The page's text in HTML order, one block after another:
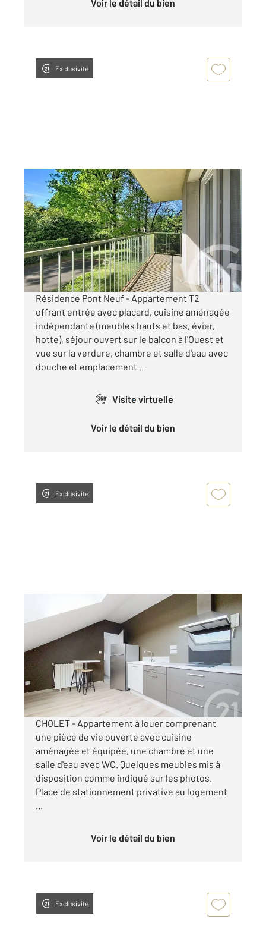
Voir le détail du bien
Exclusivité
CHOLET 49
45 m2, 2 pièces
Ref : 5907
Appartement T2 à louer
453 €
par mois charges comprises
Résidence Pont Neuf - Appartement T2
offrant entrée avec placard, cuisine aménagée
indépendante (meubles hauts et bas, évier,
hotte), séjour ouvert sur le balcon à l'Ouest et
vue sur la verdure, chambre et salle d'eau avec
douche et emplacement ...
360° Visite virtuelle
Voir le détail du bien
Exclusivité
CHOLET 49
18,56 m
, 2 pièces
Ref : 5908
Appartement F2 à louer
372 €
par mois charges comprises
CHOLET - Appartement à louer comprenant
une pièce de vie ouverte avec cuisine
aménagée et équipée, une chambre et une
salle d'eau avec WC. Quelques meubles mis à
disposition comme indiqué sur les photos.
Place de stationnement privative au logement
...
Voir le détail du bien
Exclusivité